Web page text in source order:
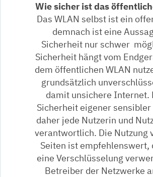
Wie sicher ist das
Das WLAN selbst ist ein
demnach ist eine
Sicherheit nur schwer
Sicherheit hängt vom
dem öffentlichen WLAN
grundsätzlich
damit unsichere Internet.
Sicherheit eigener
daher jede Nutzerin und
verantwortlich. Die Nutzung
Seiten ist empfehlenswert,
eine Verschlüsselung
Betreiber der Netzwerke